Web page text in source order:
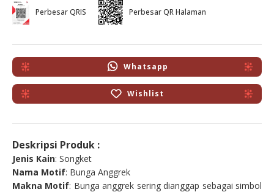
Perbesar QRIS Perbesar QR Halaman
Whatsapp
Wishlist
Deskripsi Produk :
Jenis Kain: Songket
Nama Motif: Bunga Anggrek
Makna Motif: Bunga anggrek sering dianggap sebagai simbol